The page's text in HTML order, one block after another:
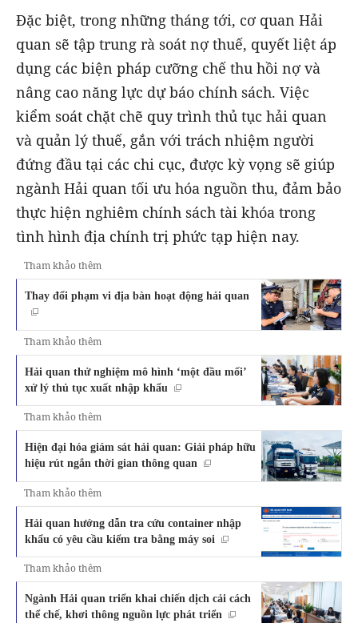
Đặc biệt, trong những tháng tới, cơ quan Hải
quan sẽ tập trung rà soát nợ thuế, quyết liệt áp
dụng các biện pháp cưỡng chế thu hồi nợ và
nâng cao năng lực dự báo chính sách. Việc
kiểm soát chặt chẽ quy trình thủ tục hải quan
và quản lý thuế, gắn với trách nhiệm người
đứng đầu tại các chi cục, được kỳ vọng sẽ giúp
ngành Hải quan tối ưu hóa nguồn thu, đảm bảo
thực hiện nghiêm chính sách tài khóa trong
tình hình địa chính trị phức tạp hiện nay.
Tham khảo thêm
Thay đổi phạm vi địa bàn hoạt động hải quan
Tham khảo thêm
Hải quan thử nghiệm mô hình ‘một đầu mối’
xử lý thủ tục xuất nhập khẩu
Tham khảo thêm
Hiện đại hóa giám sát hải quan: Giải pháp hữu
hiệu rút ngắn thời gian thông quan
Tham khảo thêm
Hải quan hướng dẫn tra cứu container nhập
khẩu có yêu cầu kiểm tra bằng máy soi
Tham khảo thêm
Ngành Hải quan triển khai chiến dịch cải cách
thể chế, khơi thông nguồn lực phát triển